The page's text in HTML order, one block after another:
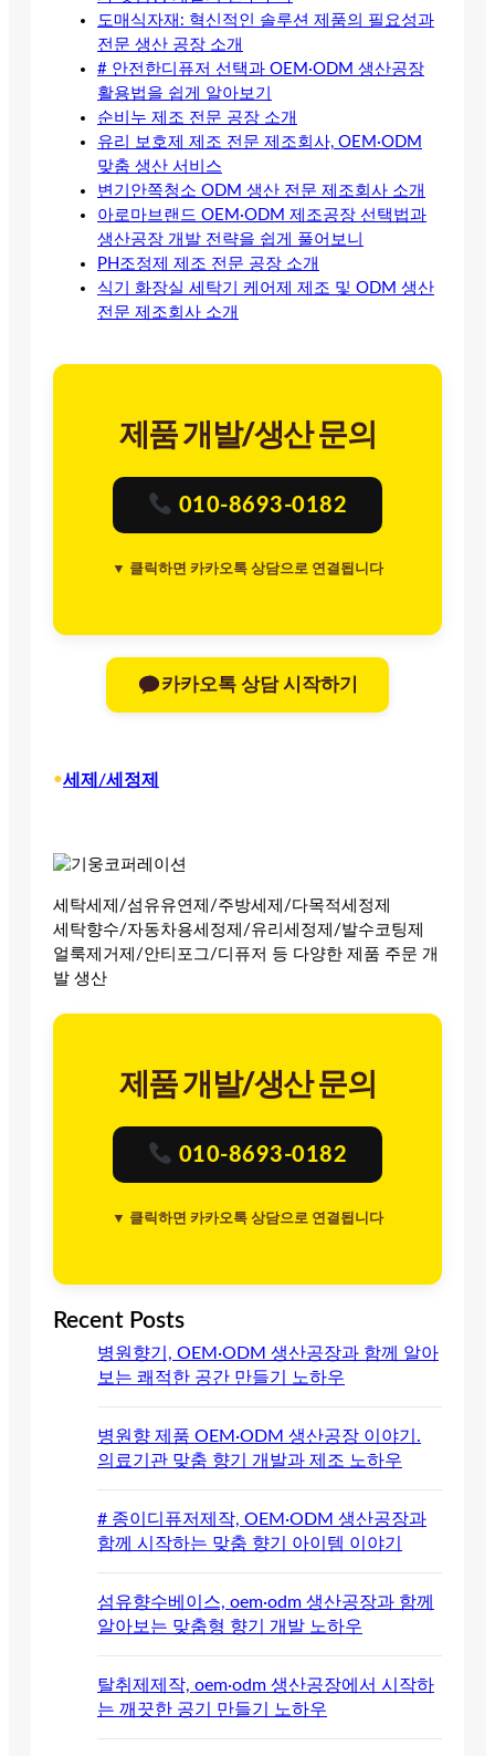
도매식자재: 혁신적인 솔루션 제품의 필요성과
전문 생산 공장 소개
# 안전한디퓨저 선택과 OEM·ODM 생산공장
활용법을 쉽게 알아보기
순비누 제조 전문 공장 소개
유리 보호제 제조 전문 제조회사, OEM·ODM
맞춤 생산 서비스
변기안쪽청소 ODM 생산 전문 제조회사 소개
아로마브랜드 OEM·ODM 제조공장 선택법과
생산공장 개발 전략을 쉽게 풀어보니
PH조정제 제조 전문 공장 소개
식기 화장실 세탁기 케어제 제조 및 ODM 생산
전문 제조회사 소개
제품 개발/생산 문의
010-8693-0182
▼ 클릭하면 카카오톡 상담으로 연결됩니다
카카오톡 상담 시작하기
•세제/세정제
세탁세제/섬유유연제/주방세제/다목적세정제
세탁향수/자동차용세정제/유리세정제/발수코팅제
얼룩제거제/안티포그/디퓨저 등 다양한 제품 주문 개
발 생산
제품 개발/생산 문의
010-8693-0182
▼ 클릭하면 카카오톡 상담으로 연결됩니다
Recent Posts
병원향기, OEM·ODM 생산공장과 함께 알아
보는 쾌적한 공간 만들기 노하우
병원향 제품 OEM·ODM 생산공장 이야기.
의료기관 맞춤 향기 개발과 제조 노하우
# 종이디퓨저제작, OEM·ODM 생산공장과
함께 시작하는 맞춤 향기 아이템 이야기
섬유향수베이스, oem·odm 생산공장과 함께
알아보는 맞춤형 향기 개발 노하우
탈취제제작, oem·odm 생산공장에서 시작하
는 깨끗한 공기 만들기 노하우